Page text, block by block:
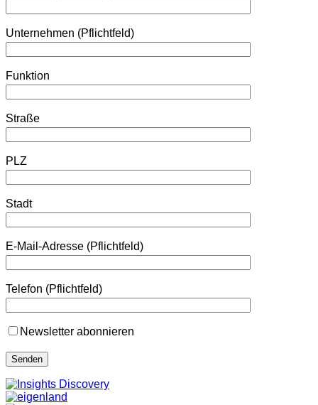
Unternehmen (Pflichtfeld)
Funktion
Straße
PLZ
Stadt
E-Mail-Adresse (Pflichtfeld)
Telefon (Pflichtfeld)
Newsletter abonnieren